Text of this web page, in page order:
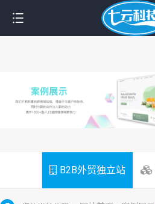
B2B外贸独立站